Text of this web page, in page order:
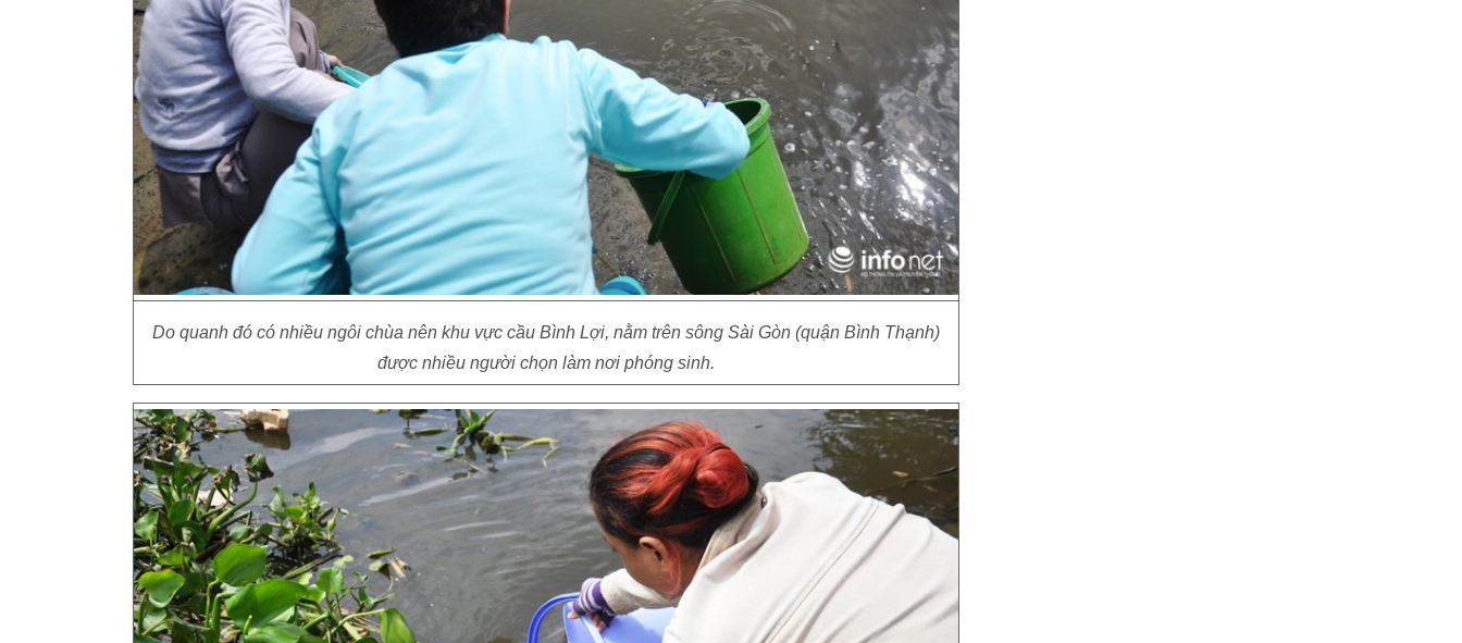
Do quanh đó có nhiều ngôi chùa nên khu vực cầu Bình Lợi, nằm trên sông Sài Gòn (quận Bình Thạnh)
được nhiều người chọn làm nơi phóng sinh.